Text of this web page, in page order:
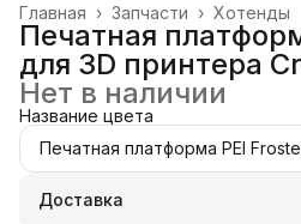
Хотенды
Запчасти ›
Главная ›
Печатная
для 3D принтера
Нет в наличии
Название цвета
Доставка